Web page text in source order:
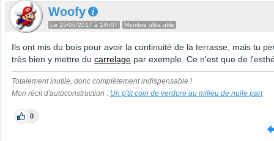
Woofy
Le 15/06/2017 à 14h07 Membre ultra utile
Ils ont mis du bois pour avoir la continuité de la terrasse, mais tu
très bien y mettre du carrelage par exemple. Ce n'est que de
Totalement inutile, donc complètement indispensable !
Mon récit d'autoconstruction : Un p'tit coin de verdure au milieu de nulle part
0